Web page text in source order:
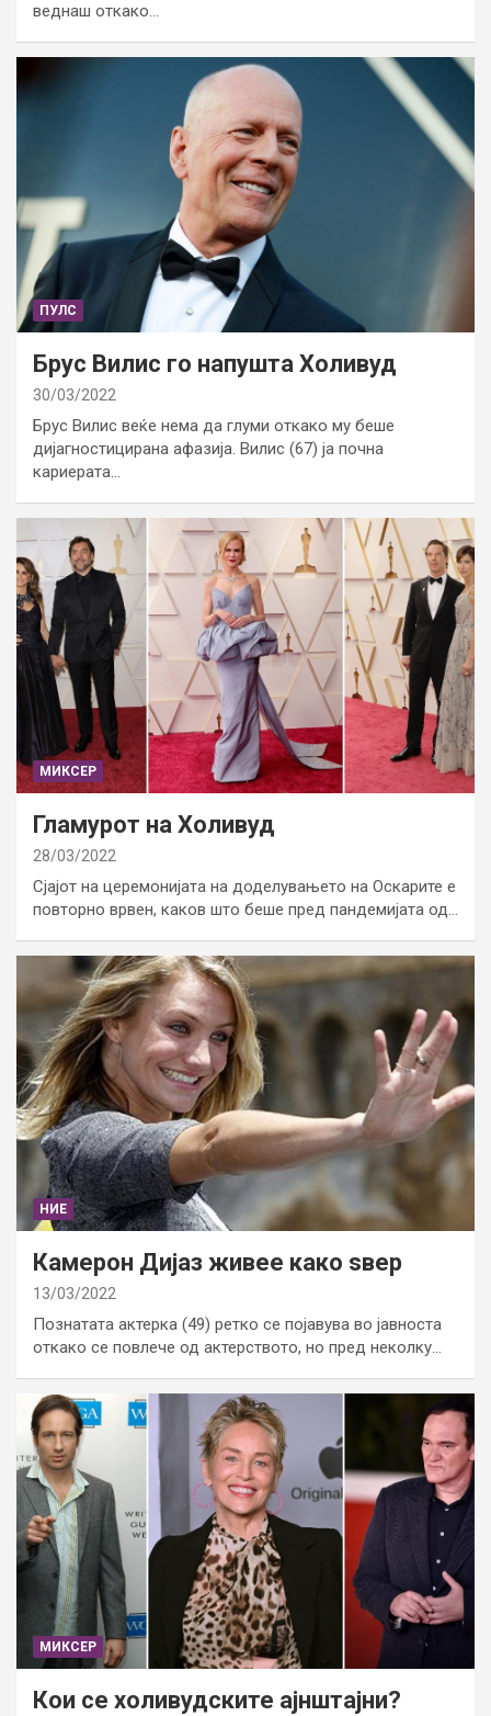
веднаш откако…
ПУЛС
Брус Вилис го напушта Холивуд
30/03/2022
Брус Вилис веќе нема да глуми откако му беше
дијагностицирана афазија. Вилис (67) ја почна
кариерата…
МИКСЕР
Гламурот на Холивуд
28/03/2022
Сјајот на церемонијата на доделувањето на Оскарите е
повторно врвен, каков што беше пред пандемијата од…
НИЕ
Камерон Дијаз живее како ѕвер
13/03/2022
Познатата актерка (49) ретко се појавува во јавноста
откако се повлече од актерството, но пред неколку…
МИКСЕР
Кои се холивудските ајнштајни?